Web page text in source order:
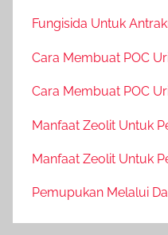
Fungisida Untuk
Cara Membuat POC
Cara Membuat POC
Manfaat Zeolit Untuk
Manfaat Zeolit Untuk
Pemupukan Melalui